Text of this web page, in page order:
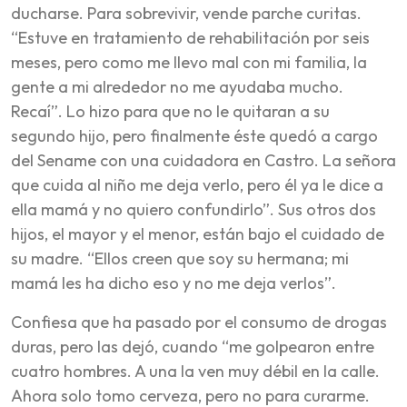
ducharse. Para sobrevivir, vende parche curitas.
“Estuve en tratamiento de rehabilitación por seis
meses, pero como me llevo mal con mi familia, la
gente a mi alrededor no me ayudaba mucho.
Recaí”. Lo hizo para que no le quitaran a su
segundo hijo, pero finalmente éste quedó a cargo
del Sename con una cuidadora en Castro. La señora
que cuida al niño me deja verlo, pero él ya le dice a
ella mamá y no quiero confundirlo”. Sus otros dos
hijos, el mayor y el menor, están bajo el cuidado de
su madre. “Ellos creen que soy su hermana; mi
mamá les ha dicho eso y no me deja verlos”.
Confiesa que ha pasado por el consumo de drogas
duras, pero las dejó, cuando “me golpearon entre
cuatro hombres. A una la ven muy débil en la calle.
Ahora solo tomo cerveza, pero no para curarme.